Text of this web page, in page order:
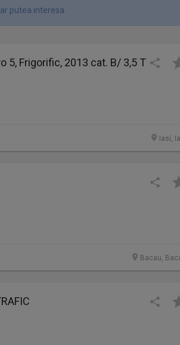
putea interesa.
5, Frigorific, 2013 cat. B/ 3,5 T
Iasi,
Bacau,